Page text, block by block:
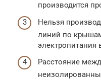
производится
Нельзя
линий по
электропитания
Расстояние